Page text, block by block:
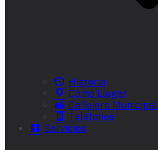
Historia
Cómo Llegar
Callejero Municipal
Teléfonos
Servicios